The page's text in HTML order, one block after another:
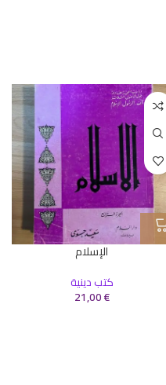
الإسلام
كتب دينية
21,00€